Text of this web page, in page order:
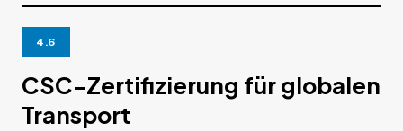
4.6
CSC-Zertifizierung für globalen
Transport